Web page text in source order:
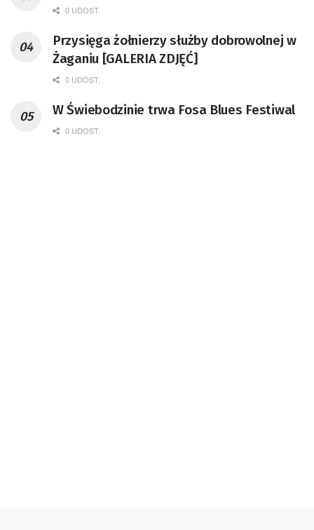
0 UDOST.
Przysięga żołnierzy służby dobrowolnej w
Żaganiu [GALERIA ZDJĘĆ]
0 UDOST.
W Świebodzinie trwa Fosa Blues Festiwal
0 UDOST.